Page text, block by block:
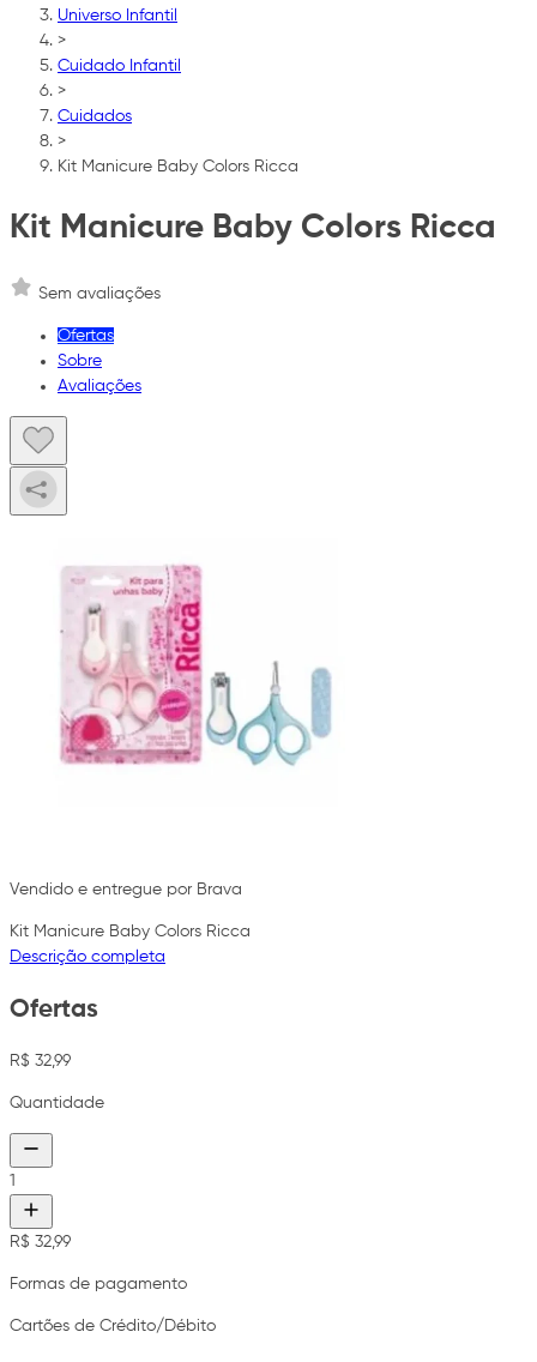
Universo Infantil
>
Cuidado Infantil
>
Cuidados
>
Kit Manicure Baby Colors Ricca
Kit Manicure Baby Colors Ricca
Sem avaliações
Ofertas
Sobre
Avaliações
Vendido e entregue por Brava
Kit Manicure Baby Colors Ricca
Descrição completa
Ofertas
R$ 32,99
Quantidade
1
R$ 32,99
Formas de pagamento
Cartões de Crédito/Débito